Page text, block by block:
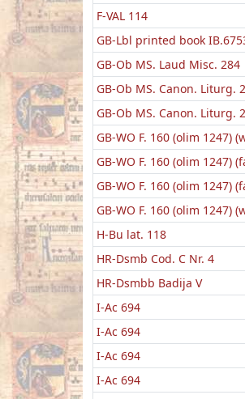
F-VAL 114
GB-Lbl printed book
GB-Ob MS. Laud Misc. 284
GB-Ob MS. Canon. Liturg.
GB-Ob MS. Canon. Liturg.
GB-WO F. 160 (olim 1247)
GB-WO F. 160 (olim 1247)
GB-WO F. 160 (olim 1247)
GB-WO F. 160 (olim 1247)
H-Bu lat. 118
HR-Dsmb Cod. C Nr. 4
HR-Dsmbb Badija V
I-Ac 694
I-Ac 694
I-Ac 694
I-Ac 694